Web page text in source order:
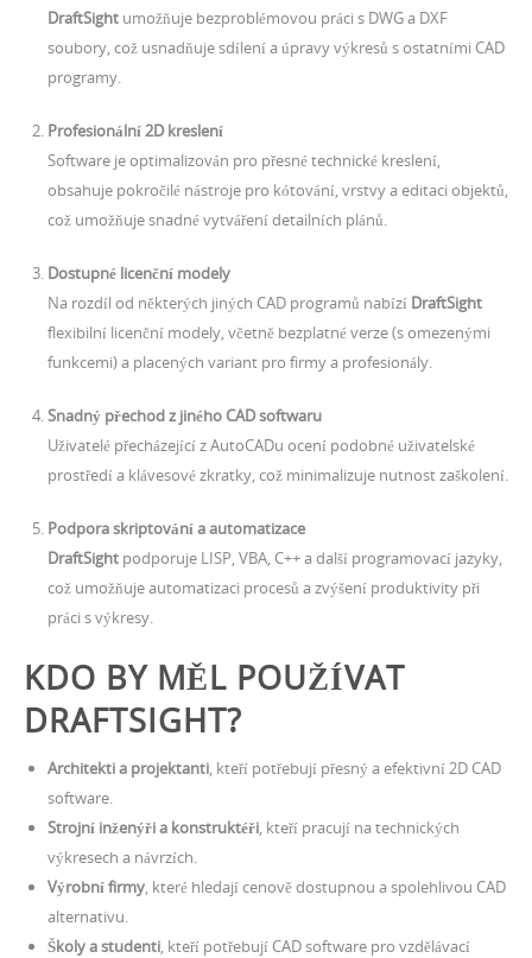
DraftSight umožňuje bezproblémovou práci s DWG a DXF
soubory, což usnadňuje sdílení a úpravy výkresů s ostatními CAD
programy.
Profesionální 2D kreslení
Software je optimalizován pro přesné technické kreslení,
obsahuje pokročilé nástroje pro kótování, vrstvy a editaci objektů,
což umožňuje snadné vytváření detailních plánů.
Dostupné licenční modely
Na rozdíl od některých jiných CAD programů nabízí DraftSight
flexibilní licenční modely, včetně bezplatné verze (s omezenými
funkcemi) a placených variant pro firmy a profesionály.
Snadný přechod z jiného CAD softwaru
Uživatelé přecházející z AutoCADu ocení podobné uživatelské
prostředí a klávesové zkratky, což minimalizuje nutnost zaškolení.
Podpora skriptování a automatizace
DraftSight podporuje LISP, VBA, C++ a další programovací jazyky,
což umožňuje automatizaci procesů a zvýšení produktivity při
práci s výkresy.
KDO BY MĚL POUŽÍVAT
DRAFTSIGHT?
Architekti a projektanti, kteří potřebují přesný a efektivní 2D CAD
software.
Strojní inženýři a konstruktéři, kteří pracují na technických
výkresech a návrzích.
Výrobní firmy, které hledají cenově dostupnou a spolehlivou CAD
alternativu.
Školy a studenti, kteří potřebují CAD software pro vzdělávací